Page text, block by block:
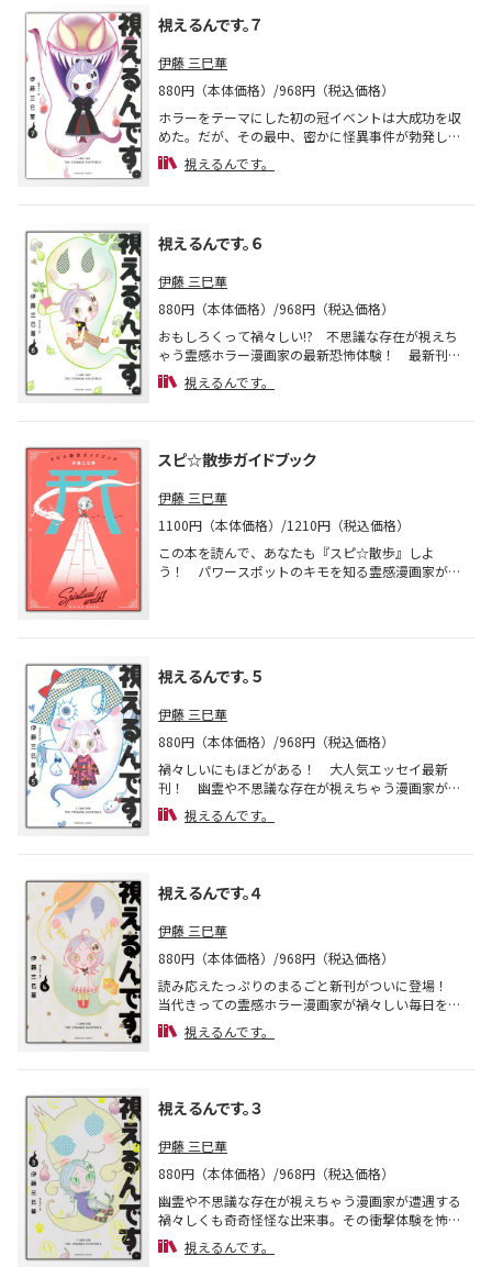
視えるんです。７
伊藤 三巳華
880円（本体価格）/968円（税込価格）
ホラーをテーマにした初の冠イベントは大成功を収
めた。だが、その最中、密かに怪異事件が勃発して
いた!? その大ピンチに視えちゃう漫画家はどう動
く!? スリランカ旅行や友達のまがまがしい体験な
視えるんです。
視えるんです。６
伊藤 三巳華
880円（本体価格）/968円（税込価格）
おもしろくって禍々しい!? 不思議な存在が視えち
ゃう霊感ホラー漫画家の最新恐怖体験！ 最新刊で
は前世の記憶を追って、中国の兵馬俑に会いに行っ
たり、日本一のパワースポット出雲大社を歩いたり
視えるんです。
スピ☆散歩ガイドブック
伊藤 三巳華
1100円（本体価格）/1210円（税込価格）
この本を読んで、あなたも『スピ☆散歩』しよ
う！ パワースポットのキモを知る霊感漫画家が
視えるんです。５
伊藤 三巳華
880円（本体価格）/968円（税込価格）
禍々しいにもほどがある！ 大人気エッセイ最新
刊！ 幽霊や不思議な存在が視えちゃう漫画家がた
びたび遭遇する奇奇怪怪な出来事。自分にしか視え
ない怖い存在に時にビビり、時にパニくる著者。だ
視えるんです。
視えるんです。４
伊藤 三巳華
880円（本体価格）/968円（税込価格）
読み応えたっぷりのまるごと新刊がついに登場！
当代きっての霊感ホラー漫画家が禍々しい毎日を怖
かわいく描いた大人気シリーズの最新刊!! 視えな
いはずの存在が視えちゃう日々は健在!? 幽霊たち
視えるんです。
視えるんです。３
伊藤 三巳華
880円（本体価格）/968円（税込価格）
幽霊や不思議な存在が視えちゃう漫画家が遭遇する
禍々しくも奇奇怪怪な出来事。その衝撃体験を怖か
わいくコミックエッセイ化した大人気漫画が新装版
で登場！ カバーイラストを一新して、描き下ろし
視えるんです。